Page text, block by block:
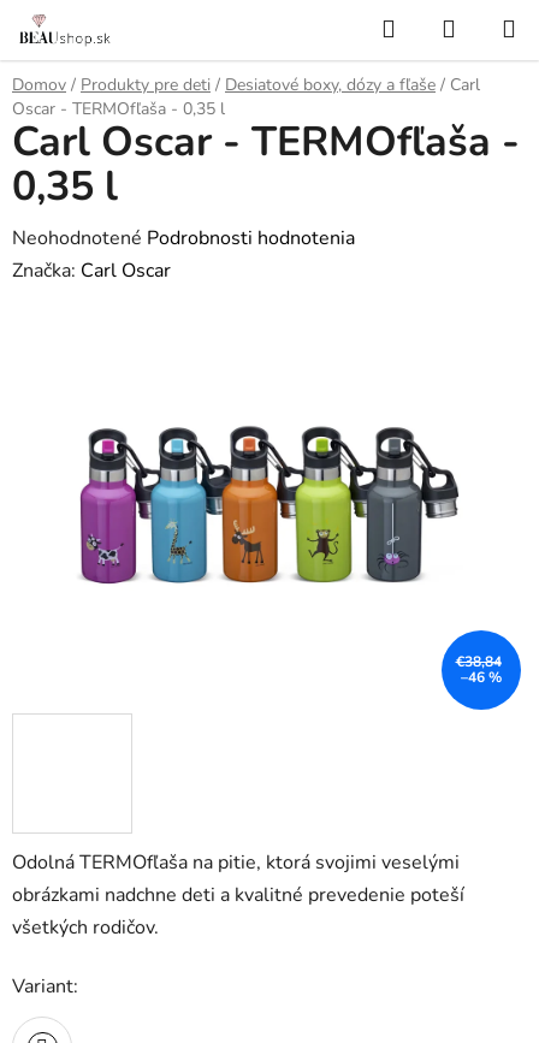
Prejsť
obsah
Hľadať
KOŠÍK
Domov / Produkty pre deti / Desiatové boxy, dózy a fľaše / Carl
Oscar - TERMOfľaša - 0,35 l
Odolná TERMOfľaša na pitie, ktorá svojimi veselými
obrázkami nadchne deti a kvalitné prevedenie poteší
všetkých rodičov.
Variant:
Carl Oscar - TERMOfľaša -
0,35 l
Priemerné
hodnotenie
hviezdičiek.
Neohodnotené Podrobnosti hodnotenia
Značka: Carl Oscar
€38,84
–46 %